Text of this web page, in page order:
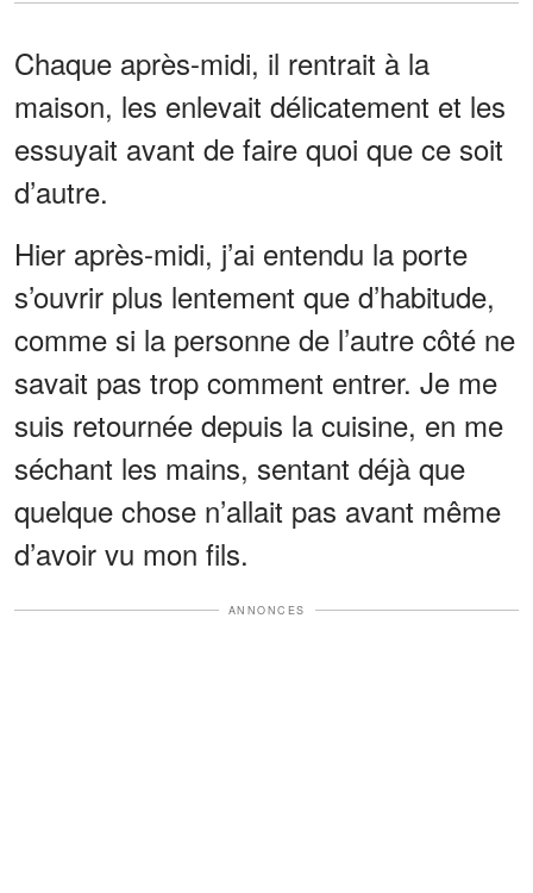
Chaque après-midi, il rentrait à la
maison, les enlevait délicatement et les
essuyait avant de faire quoi que ce soit
d’autre.
Hier après-midi, j’ai entendu la porte
s’ouvrir plus lentement que d’habitude,
comme si la personne de l’autre côté ne
savait pas trop comment entrer. Je me
suis retournée depuis la cuisine, en me
séchant les mains, sentant déjà que
quelque chose n’allait pas avant même
d’avoir vu mon fils.
ANNONCES